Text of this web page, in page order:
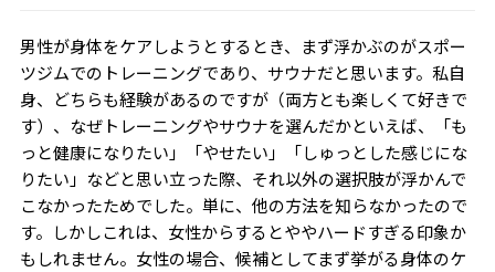
男性が身体をケアしようとするとき、まず浮かぶのがスポー
ツジムでのトレーニングであり、サウナだと思います。私自
身、どちらも経験があるのですが（両方とも楽しくて好きで
す）、なぜトレーニングやサウナを選んだかといえば、「も
っと健康になりたい」「やせたい」「しゅっとした感じにな
りたい」などと思い立った際、それ以外の選択肢が浮かんで
こなかったためでした。単に、他の方法を知らなかったので
す。しかしこれは、女性からするとややハードすぎる印象か
もしれません。女性の場合、候補としてまず挙がる身体のケ